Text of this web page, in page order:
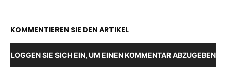
KOMMENTIEREN SIE DEN ARTIKEL
LOGGEN SIE SICH EIN, UM EINEN KOMMENTAR ABZUGEBEN